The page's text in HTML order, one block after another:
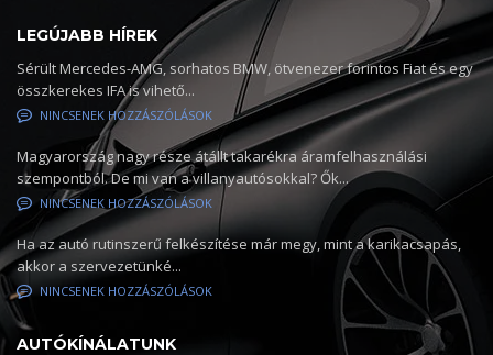
LEGÚJABB HÍREK
Sérült Mercedes-AMG, sorhatos BMW, ötvenezer forintos Fiat és egy
összkerekes IFA is vihető...
NINCSENEK HOZZÁSZÓLÁSOK
Magyarország nagy része átállt takarékra áramfelhasználási
szempontból. De mi van a villanyautósokkal? Ők...
NINCSENEK HOZZÁSZÓLÁSOK
Ha az autó rutinszerű felkészítése már megy, mint a karikacsapás,
akkor a szervezetünké...
NINCSENEK HOZZÁSZÓLÁSOK
AUTÓKÍNÁLATUNK